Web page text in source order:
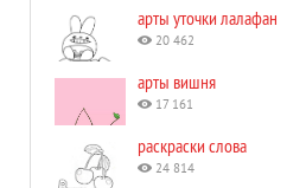
арты уточки лалафан
20 462
арты вишня
17 161
раскраски слова
24 814